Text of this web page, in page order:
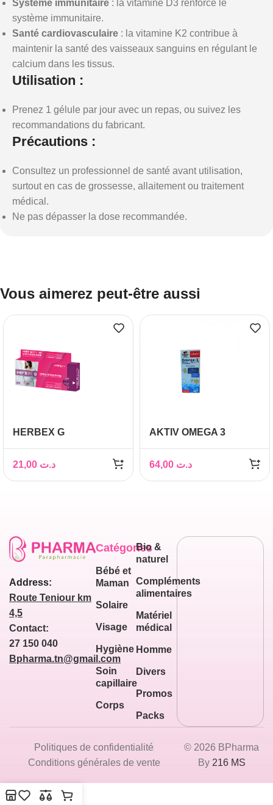
Système immunitaire : la vitamine D3 renforce le
système immunitaire.
Santé cardiovasculaire : la vitamine K2 contribue à
maintenir la santé des vaisseaux sanguins en régulant le
calcium dans les tissus.
Utilisation :
Prenez 1 gélule par jour avec un repas, ou suivez les
recommandations du fabricant.
Précautions :
Consultez un professionnel de santé avant utilisation,
surtout en cas de grossesse, allaitement ou traitement
médical.
Ne pas dépasser la dose recommandée.
Vous aimerez peut-être aussi
HERBEX G
GELULES
د.ت
AKTIV OMEGA 3
د.ت
Address:
Route Teniour km
4,5
Contact:
27 150 040
Bpharma.tn@gmail.com
Catégories
Bébé et
Maman
Solaire
Visage
Hygiène
Soin
capillaire
Corps
Bio &
naturel
Compléments
alimentaires
Matériel
médical
Homme
Divers
Promos
Packs
© 2026 BPharma
By 216 MS
Politiques de confidentialité
Conditions générales de vente